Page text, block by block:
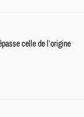
celle de l’origine